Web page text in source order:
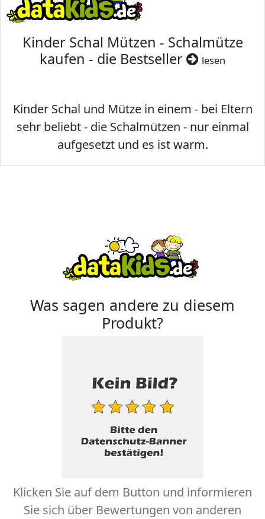
Kinder Schal Mützen - Schalmütze
kaufen - die Bestseller
lesen
Kinder Schal und Mütze in einem - bei Eltern
sehr beliebt - die Schalmützen - nur einmal
aufgesetzt und es ist warm.
Was sagen andere zu diesem
Produkt?
Klicken Sie auf dem Button und informieren
Sie sich über Bewertungen von anderen